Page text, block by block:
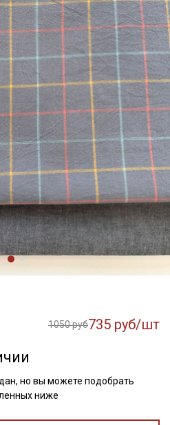
1050 руб735 руб/шт
но вы можете подобрать
ниже